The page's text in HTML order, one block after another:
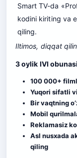
Smart TV-da
kodini kiriting va
qiling.
Iltimos, diqqat
3 oylik IVI
100 000+
Yuqori sifatli
Bir vaqtning
Mobil
Reklamasiz
Asl nusxada
qiling